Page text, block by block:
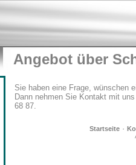
Angebot über
Sie haben eine Frage, wünschen
Dann nehmen Sie Kontakt mit
68 87.
Startseite·